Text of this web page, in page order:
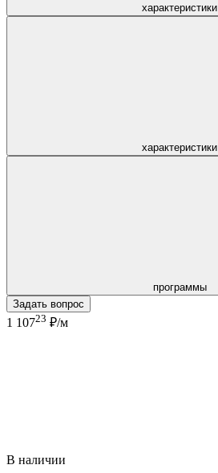
характеристики
характеристики
программы
Задать вопрос
1 10723 ₽/м
В наличии